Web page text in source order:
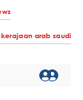
arab saudi